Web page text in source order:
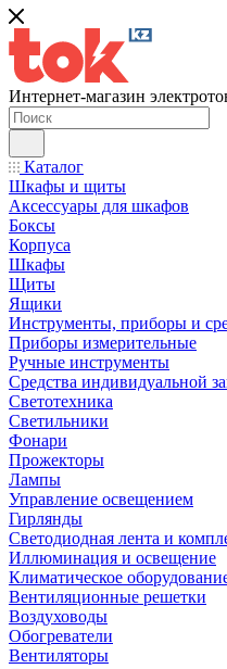
Интернет-магазин
Каталог
Шкафы и щиты
Аксессуары для шкафов
Боксы
Корпуса
Шкафы
Щиты
Ящики
Инструменты, приборы и
Приборы измерительные
Ручные инструменты
Средства индивидуальной
Светотехника
Светильники
Фонари
Прожекторы
Лампы
Управление освещением
Гирлянды
Светодиодная лента и
Иллюминация и освещение
Климатическое
Вентиляционные решетки
Воздуховоды
Обогреватели
Вентиляторы